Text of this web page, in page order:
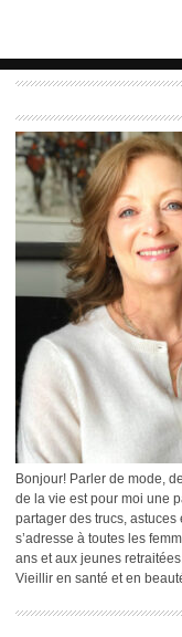
Bonjour! Parler de mode,
de la vie est pour moi une
partager des trucs,
s’adresse à toutes les
ans et aux jeunes
Vieillir en santé et en